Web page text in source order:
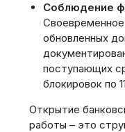
Соблюдение
обновленных
поступающих
блокировок по
Открытие
работы – это